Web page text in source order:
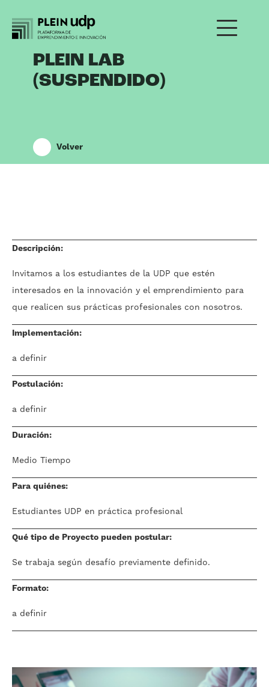
PLEIN LAB
(SUSPENDIDO)
Volver
Descripción:
Invitamos a los estudiantes de la UDP que estén
interesados en la innovación y el emprendimiento para
que realicen sus prácticas profesionales con nosotros.
Implementación:
a definir
Postulación:
a definir
Duración:
Medio Tiempo
Para quiénes:
Estudiantes UDP en práctica profesional
Qué tipo de Proyecto pueden postular:
Se trabaja según desafío previamente definido.
Formato:
a definir